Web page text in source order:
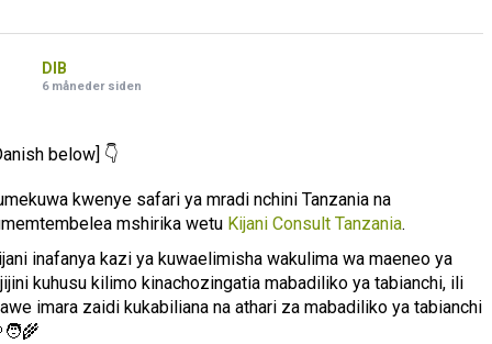
DIB
6 måneder siden
below] 👇
kwenye safari ya mradi nchini Tanzania na
mshirika wetu Kijani Consult Tanzania.
inafanya kazi ya kuwaelimisha wakulima wa maeneo ya
kuhusu kilimo kinachozingatia mabadiliko ya tabianchi, ili
imara zaidi kukabiliana na athari za mabadiliko ya tabianchi